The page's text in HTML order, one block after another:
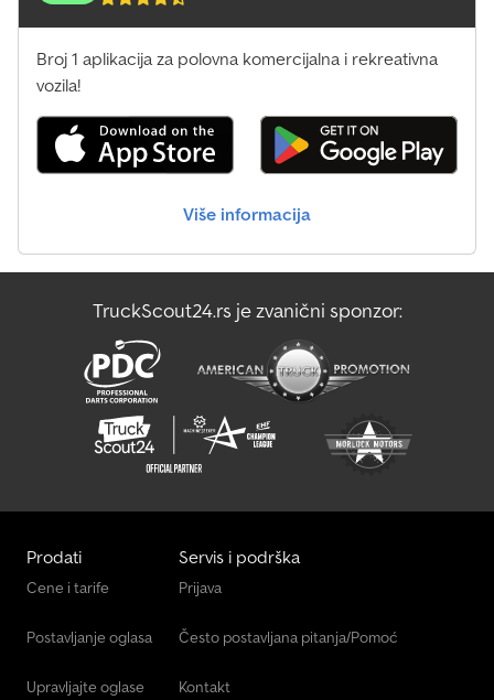
Broj 1 aplikacija za polovna komercijalna i rekreativna
vozila!
Više informacija
TruckScout24.rs je zvanični sponzor:
Prodati
Cene i tarife
Postavljanje oglasa
Upravljajte oglase
Servis i podrška
Prijava
Često postavljana pitanja/Pomoć
Kontakt